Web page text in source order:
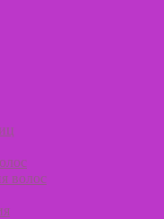
волос